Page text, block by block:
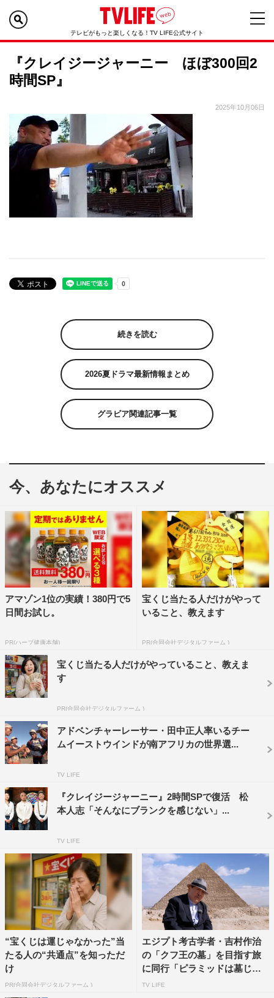
テレビがもっと楽しくなる！TV LIFE公式サイト
『クレイジージャーニー ほぼ300回2
時間SP』
2025年10月06日
続きを読む
2026夏ドラマ最新情報まとめ
グラビア関連記事一覧
今、あなたにオススメ
アマゾン1位の実績！380円で5
日間お試し。
PR(ハーブ健康本舗)
宝くじ当たる人だけがやって
いること、教えます
PR(合同会社デジタルファーム )
宝くじ当たる人だけがやっていること、教えま
す
PR(合同会社デジタルファーム )
アドベンチャーレーサー・田中正人率いるチー
ムイーストウインドが南アフリカの世界選...
TV LIFE
『クレイジージャーニー』2時間SPで復活 松
本人志「そんなにブランクを感じない」...
TV LIFE
“宝くじは運じゃなかった”当
たる人の“共通点”を知っただ
け
PR(合同会社デジタルファーム )
エジプト考古学者・吉村作治
の「クフ王の墓」を目指す旅
に同行「ピラミッドは墓じゃ
な...
TV LIFE